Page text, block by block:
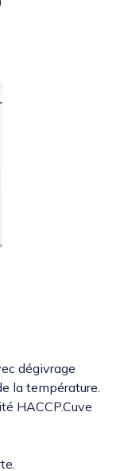
dégivrage
la température.
HACCP.Cuve